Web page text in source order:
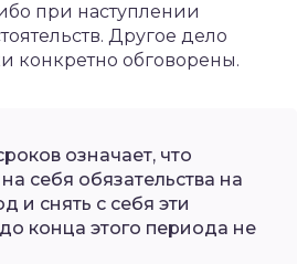
при наступлении
Другое дело
конкретно обговорены.
означает, что
себя обязательства на
и снять с себя эти
конца этого периода не